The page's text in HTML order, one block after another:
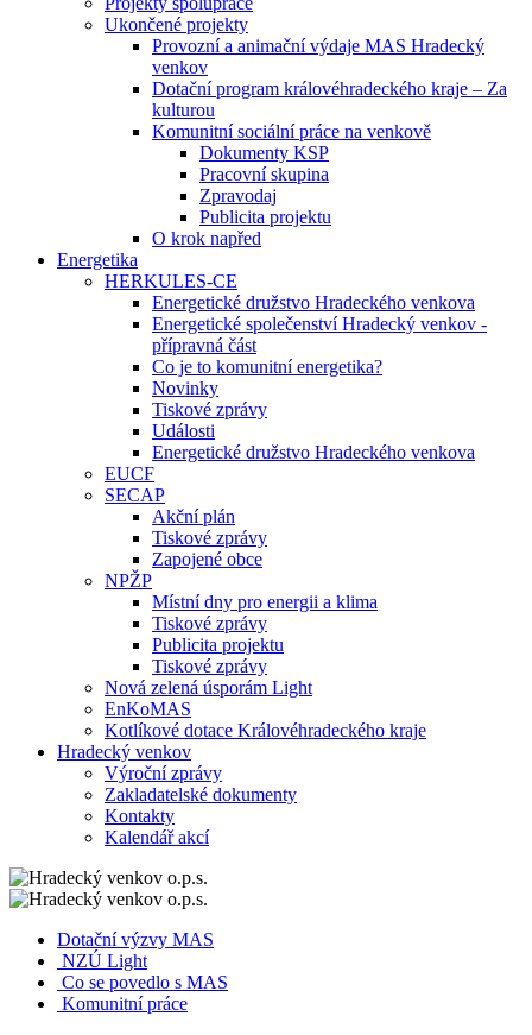
Ukončené projekty
Provozní a animační výdaje MAS Hradecký
venkov
Dotační program královéhradeckého kraje – Za
kulturou
Komunitní sociální práce na venkově
Dokumenty KSP
Pracovní skupina
Zpravodaj
Publicita projektu
O krok napřed
Energetika
HERKULES-CE
Energetické družstvo Hradeckého venkova
Energetické společenství Hradecký venkov -
přípravná část
Co je to komunitní energetika?
Novinky
Tiskové zprávy
Události
Energetické družstvo Hradeckého venkova
EUCF
SECAP
Akční plán
Tiskové zprávy
Zapojené obce
NPŽP
Místní dny pro energii a klima
Tiskové zprávy
Publicita projektu
Tiskové zprávy
Nová zelená úsporám Light
EnKoMAS
Kotlíkové dotace Královéhradeckého kraje
Hradecký venkov
Výroční zprávy
Zakladatelské dokumenty
Kontakty
Kalendář akcí
Dotační výzvy MAS
NZÚ Light
Co se povedlo s MAS
Komunitní práce